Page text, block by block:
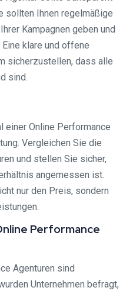
sollten Ihnen regelmäßige
Kampagnen geben und
klare und offene
sicherzustellen, dass alle
sind.
einer Online Performance
Vergleichen Sie die
und stellen Sie sicher,
angemessen ist.
nur den Preis, sondern
Performance
Agenturen sind
Unternehmen befragt,